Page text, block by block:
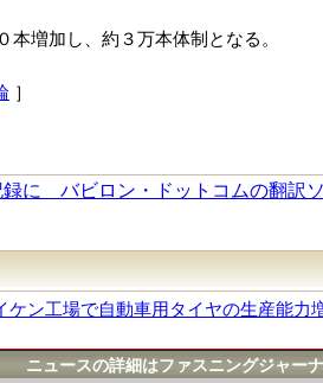
増加し、約３万本体制となる。
］
に バビロン・ドットコムの翻訳
ケン工場で自動車用タイヤの生産能力
ニュースの詳細はファスニングジャー